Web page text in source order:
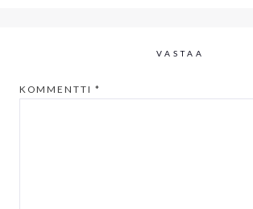
VASTAA
KOMMENTTI *